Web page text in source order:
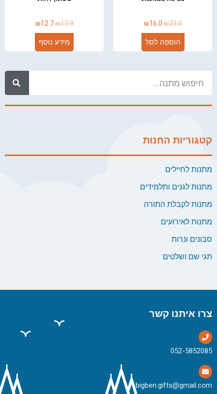
קטגוריות החנות
מתנות לחיילים
מתנות לגנים ותלמידים
מתנות לקבלת התורה
מתנות לאירועים
סבונים ונרות
תגי שם ושלטים
₪23.0
₪16.0
הוספה לסל
₪17.9
₪12.7
מידע נוסף
צרו איתנו קשר
bigben.gifts@gmail.com